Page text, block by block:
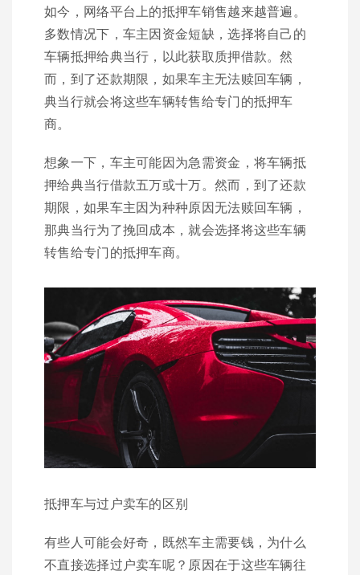
如今，网络平台上的抵押车销售越来越普遍。
多数情况下，车主因资金短缺，选择将自己的
车辆抵押给典当行，以此获取质押借款。然
而，到了还款期限，如果车主无法赎回车辆，
典当行就会将这些车辆转售给专门的抵押车
商。
想象一下，车主可能因为急需资金，将车辆抵
押给典当行借款五万或十万。然而，到了还款
期限，如果车主因为种种原因无法赎回车辆，
那典当行为了挽回成本，就会选择将这些车辆
转售给专门的抵押车商。
抵押车与过户卖车的区别
有些人可能会好奇，既然车主需要钱，为什么
不直接选择过户卖车呢？原因在于这些车辆往